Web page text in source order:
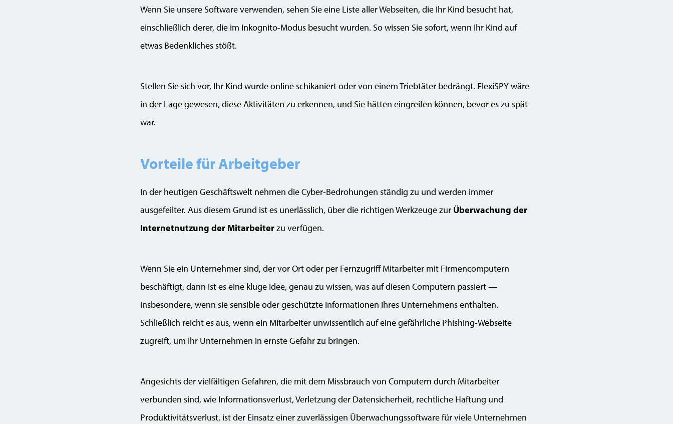
Wenn Sie unsere Software verwenden, sehen Sie eine Liste aller Webseiten, die Ihr Kind besucht hat,
einschließlich derer, die im Inkognito-Modus besucht wurden. So wissen Sie sofort, wenn Ihr Kind auf
etwas Bedenkliches stößt.
Stellen Sie sich vor, Ihr Kind wurde online schikaniert oder von einem Triebtäter bedrängt. FlexiSPY wäre
in der Lage gewesen, diese Aktivitäten zu erkennen, und Sie hätten eingreifen können, bevor es zu spät
war.
Vorteile für Arbeitgeber
In der heutigen Geschäftswelt nehmen die Cyber-Bedrohungen ständig zu und werden immer
ausgefeilter. Aus diesem Grund ist es unerlässlich, über die richtigen Werkzeuge zur Überwachung der
Internetnutzung der Mitarbeiterzu verfügen.
Wenn Sie ein Unternehmer sind, der vor Ort oder per Fernzugriff Mitarbeiter mit Firmencomputern
beschäftigt, dann ist es eine kluge Idee, genau zu wissen, was auf diesen Computern passiert —
insbesondere, wenn sie sensible oder geschützte Informationen Ihres Unternehmens enthalten.
Schließlich reicht es aus, wenn ein Mitarbeiter unwissentlich auf eine gefährliche Phishing-Webseite
zugreift, um Ihr Unternehmen in ernste Gefahr zu bringen.
Angesichts der vielfältigen Gefahren, die mit dem Missbrauch von Computern durch Mitarbeiter
verbunden sind, wie Informationsverlust, Verletzung der Datensicherheit, rechtliche Haftung und
Produktivitätsverlust, ist der Einsatz einer zuverlässigen Überwachungssoftware für viele Unternehmen